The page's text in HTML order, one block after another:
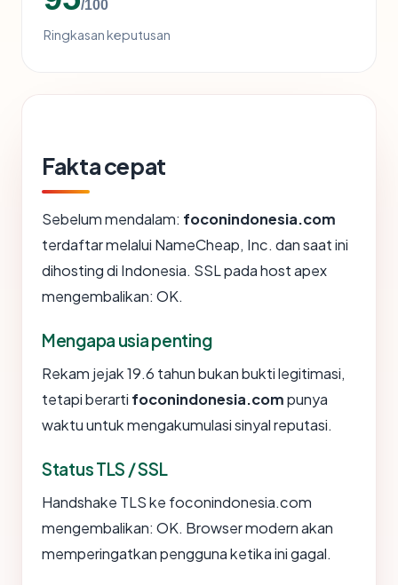
/100
Ringkasan keputusan
Fakta cepat
Sebelum mendalam: foconindonesia.com
terdaftar melalui NameCheap, Inc. dan saat ini
dihosting di Indonesia. SSL pada host apex
mengembalikan: OK.
Mengapa usia penting
Rekam jejak 19.6 tahun bukan bukti legitimasi,
tetapi berarti foconindonesia.compunya
waktu untuk mengakumulasi sinyal reputasi.
Status TLS / SSL
Handshake TLS ke foconindonesia.com
mengembalikan: OK. Browser modern akan
memperingatkan pengguna ketika ini gagal.